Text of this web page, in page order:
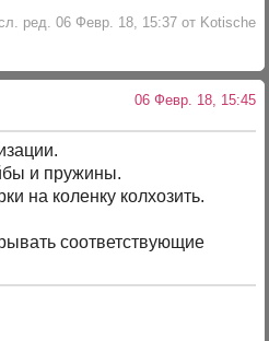
ред. 06 Февр. 18, 15:37 от Kotische
06 Февр. 18, 15:45
и пружины.
на коленку колхозить.
соответствующие